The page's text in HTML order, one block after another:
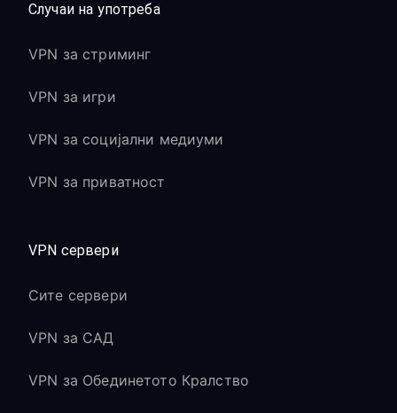
Случаи на употреба
VPN за стриминг
VPN за игри
VPN за социјални медиуми
VPN за приватност
VPN сервери
Сите сервери
VPN за САД
VPN за Обединетото Кралство